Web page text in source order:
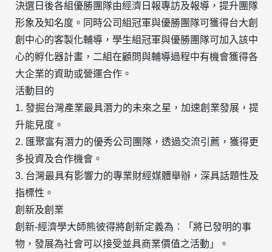
決選日後各組優勝團隊由經濟日報專訪及報導，提升團隊
形象及知名度。同時公司組冠軍與優勝團隊可獲得台大創
創中心的客製化輔導，學生組冠軍與優勝團隊可加入該中
心的孵化器計畫，二組在顧問與輔導過程中有機會獲得各
大企業的資助或營運合作。
活動目的
1. 發掘台灣產業最具潛力的未來之星，加速創業發展，提
升能見度。
2. 匯聚富有潛力的優秀公司團隊，透過交流引薦，獲得更
多投資及合作機會。
3. 台灣最具有影響力的專業財經媒體舉辦，深具話題性及
指標性。
創新及創業
創新-經濟學大師熊彼得將創新定義為︰「將已發明的事
物，發展為社會可以接受並具商業價值之活動」。